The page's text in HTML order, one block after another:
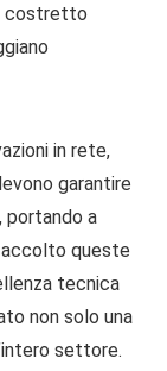
costretto
in rete,
garantire
portando a
accolto queste
tecnica
non solo una
settore.